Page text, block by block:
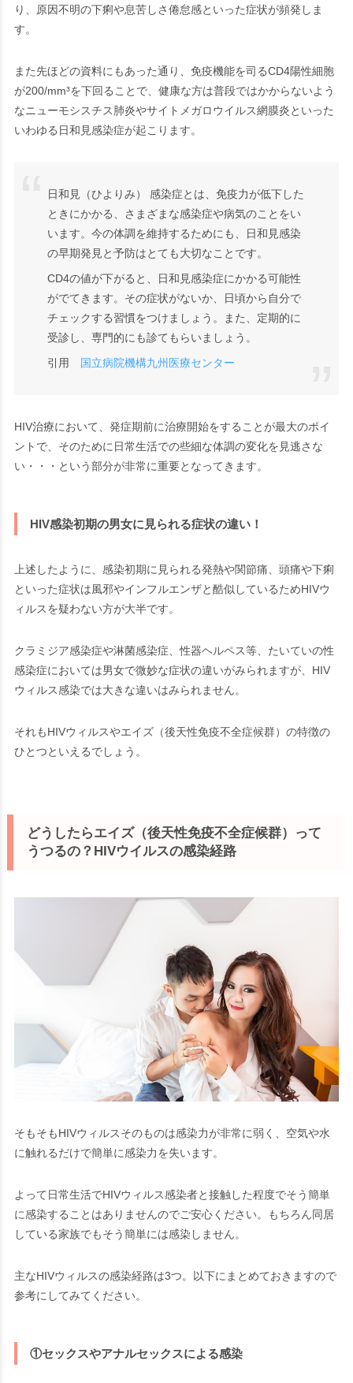
り、原因不明の下痢や息苦しさ倦怠感といった症状が頻発しま
す。
また先ほどの資料にもあった通り、免疫機能を司るCD4陽性細胞
が200/mm³を下回ることで、健康な方は普段ではかからないよう
なニューモシスチス肺炎やサイトメガロウイルス網膜炎といった
いわゆる 日和見感染症が起こります。
日和見（ひよりみ） 感染症とは、免疫力が低下した
ときにかかる、さまざまな感染症や病気のことをい
います。今の体調を維持するためにも、日和見感染
の早期発見と予防はとても大切なことです。
CD4の値が下がると、日和見感染症にかかる可能性
がでてきます。その症状がないか、日頃から自分で
チェックする習慣をつけましょう。また、定期的に
受診し、専門的にも診てもらいましょう。
引用
国立病院機構九州医療センター
HIV治療において、発症期前に治療開始をすることが最大のポイ
ントで、そのために日常生活での些細な体調の変化を見逃さな
い・・・という部分が非常に重要となってきます。
HIV感染初期の男女に見られる症状の違い！
上述したように、感染初期に見られる発熱や関節痛、頭痛や下痢
といった症状は風邪やインフルエンザと酷似しているためHIVウ
ィルスを疑わない方が大半です。
クラミジア感染症や淋菌感染症、性器ヘルペス等、たいていの性
感染症においては男女で微妙な症状の違いがみられますが、HIV
ウィルス感染では大きな違いはみられません。
それもHIVウィルスやエイズ（後天性免疫不全症候群）の特徴の
ひとつといえるでしょう。
どうしたらエイズ（後天性免疫不全症候群）って
うつるの？HIVウイルスの感染経路
そもそもHIVウィルスそのものは感染力が非常に弱く、空気や水
に触れるだけで簡単に感染力を失います。
よって日常生活でHIVウィルス感染者と接触した程度でそう簡単
に感染することはありませんのでご安心ください。もちろん同居
している家族でもそう簡単には感染しません。
主なHIVウィルスの感染経路は3つ。以下にまとめておきますので
参考にしてみてください。
①セックスやアナルセックスによる感染